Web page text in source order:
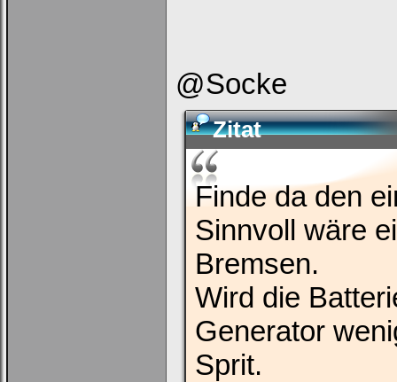
@Socke
Zitat
Finde da den
Sinnvoll wäre
Bremsen.
Wird die
Generator
Sprit.